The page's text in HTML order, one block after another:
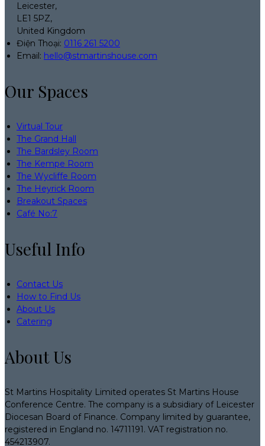
Leicester,
LE1 5PZ,
United Kingdom
Điện Thoại: 0116 261 5200
Email: hello@stmartinshouse.com
Our Spaces
Virtual Tour
The Grand Hall
The Bardsley Room
The Kempe Room
The Wycliffe Room
The Heyrick Room
Breakout Spaces
Café No:7
Useful Info
Contact Us
How to Find Us
About Us
Catering
About Us
St Martins Hospitality Limited operates St Martins House
Conference Centre. The company is a subsidiary of Leicester
Diocesan Board of Finance. Company limited by guarantee,
registered in England no. 14711191. VAT registration no.
454213907.